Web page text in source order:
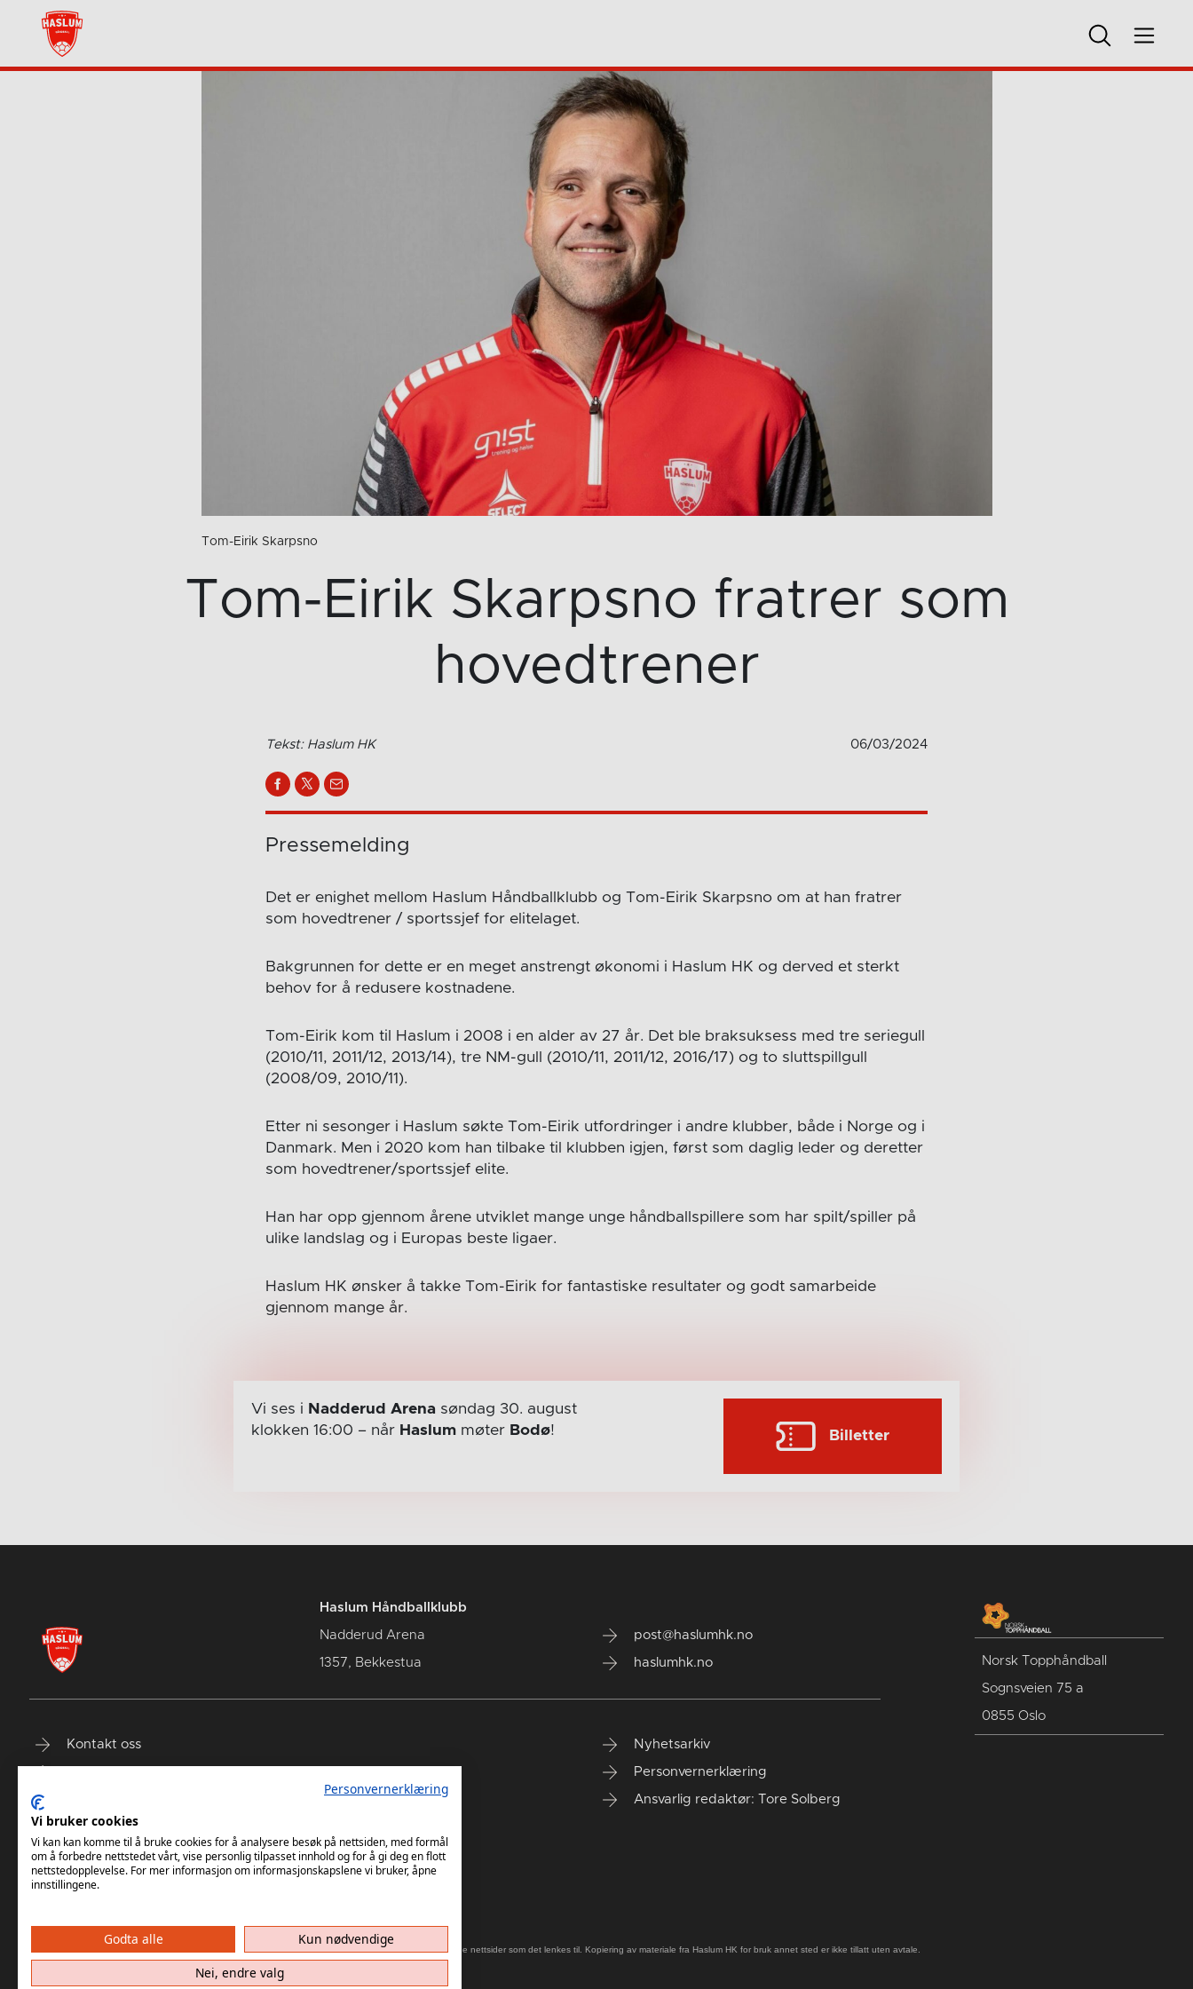
Tom-Eirik Skarpsno
Tom-Eirik Skarpsno fratrer som
hovedtrener
Tekst: Haslum HK 06/03/2024
Pressemelding
Det er enighet mellom Haslum Håndballklubb og Tom-Eirik Skarpsno om at han fratrer
som hovedtrener / sportssjef for elitelaget.
Bakgrunnen for dette er en meget anstrengt økonomi i Haslum HK og derved et sterkt
behov for å redusere kostnadene.
Tom-Eirik kom til Haslum i 2008 i en alder av 27 år. Det ble braksuksess med tre seriegull
(2010/11, 2011/12, 2013/14), tre NM-gull (2010/11, 2011/12, 2016/17) og to sluttspillgull
(2008/09, 2010/11).
Etter ni sesonger i Haslum søkte Tom-Eirik utfordringer i andre klubber, både i Norge og i
Danmark. Men i 2020 kom han tilbake til klubben igjen, først som daglig leder og deretter
som hovedtrener/sportssjef elite.
Han har opp gjennom årene utviklet mange unge håndballspillere som har spilt/spiller på
ulike landslag og i Europas beste ligaer.
Haslum HK ønsker å takke Tom-Eirik for fantastiske resultater og godt samarbeide
gjennom mange år.
Vi ses i Nadderud Arenasøndag 30. august
klokken 16:00 – når Haslummøter Bodø! Billetter
Haslum Håndballklubb
Nadderud Arena
1357, Bekkestua
post@haslumhk.no
haslumhk.no
Kontakt oss Nyhetsarkiv
Personvernerklæring
Ansvarlig redaktør: Tore Solberg
Norsk Topphåndball
Sognsveien 75 a
0855 Oslo
Haslum HK har ikke ansvar for innhold på eksterne nettsider som det lenkes til. Kopiering av materiale fra Haslum HK for bruk annet sted er ikke tillatt uten avtale.
Personvernerklæring
Vi bruker cookies
Vi kan kan komme til å bruke cookies for å analysere besøk på nettsiden, med formål
om å forbedre nettstedet vårt, vise personlig tilpasset innhold og for å gi deg en flott
nettstedopplevelse. For mer informasjon om informasjonskapslene vi bruker, åpne
innstillingene.
Godta alle
Kun nødvendige
Nei, endre valg